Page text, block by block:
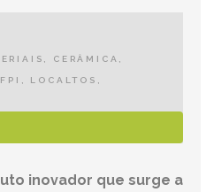
CERÂMICA,
LOCALTOS,
inovador que surge a